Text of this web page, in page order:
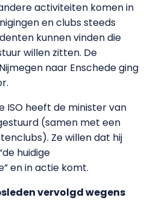
activiteiten komen in
en clubs steeds
kunnen vinden die
willen zitten. De
naar Enschede ging
ISO heeft de minister van
(samen met een
Ze willen dat hij
huidige
en in actie komt.
vervolgd wegens